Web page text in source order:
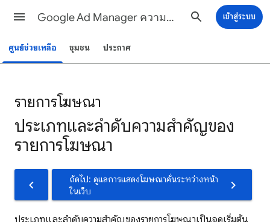
Google Ad Manager ความช่วยเหลือ เข้าสู่ระบบ
ศูนย์ช่วยเหลือ ชุมชน ประกาศ
รายการโฆษณา
ประเภทและลำดับความสำคัญของ
รายการโฆษณา
ถัดไป: ดูแลการแสดงโฆษณาคั่นระหว่างหน้า
ในเว็บ
ประเภทและลำดับความสำคัญของรายการโฆษณาเป็นจุดเริ่มต้น